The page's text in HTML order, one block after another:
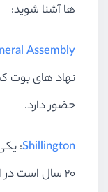
ها آشنا شوید:
Assembly
نهاد های بوت
حضور دارد.
Shillington
:
۲۰ سال است